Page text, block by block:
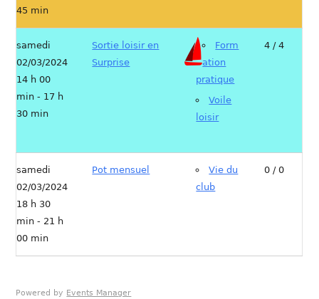
45 min
samedi
02/03/2024
14 h 00
min - 17 h
30 min
Sortie loisir en
Surprise
Form
ation
pratique
Voile
loisir
4 / 4
samedi
02/03/2024
18 h 30
min - 21 h
00 min
Pot mensuel
Vie du
club
0 / 0
Powered by Events Manager